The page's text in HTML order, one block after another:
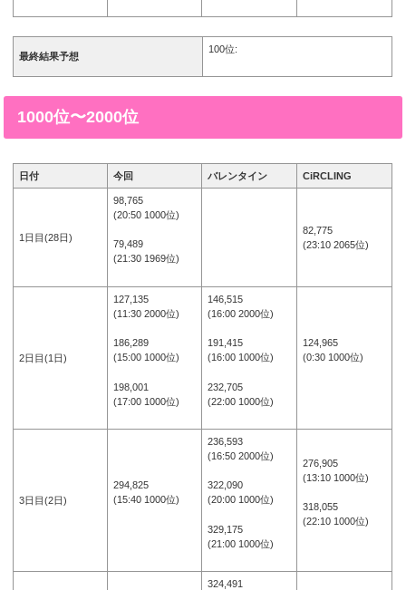
最終結果予想
100位:
1000位〜2000位
日付 今回 バレンタイン CiRCLING
1日目(28日)
98,765
(20:50 1000位)
79,489
(21:30 1969位)
82,775
(23:10 2065位)
2日目(1日)
127,135
(11:30 2000位)
186,289
(15:00 1000位)
198,001
(17:00 1000位)
146,515
(16:00 2000位)
191,415
(16:00 1000位)
232,705
(22:00 1000位)
124,965
(0:30 1000位)
3日目(2日)
294,825
(15:40 1000位)
236,593
(16:50 2000位)
322,090
(20:00 1000位)
329,175
(21:00 1000位)
276,905
(13:10 1000位)
318,055
(22:10 1000位)
324,491